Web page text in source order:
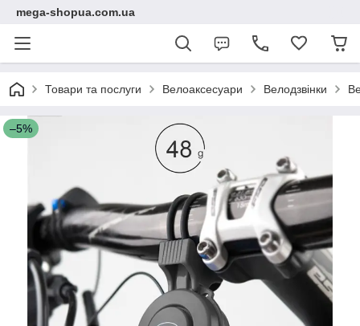
mega-shopua.com.ua
Товари та послуги Велоаксесуари Велодзвінки
–5%